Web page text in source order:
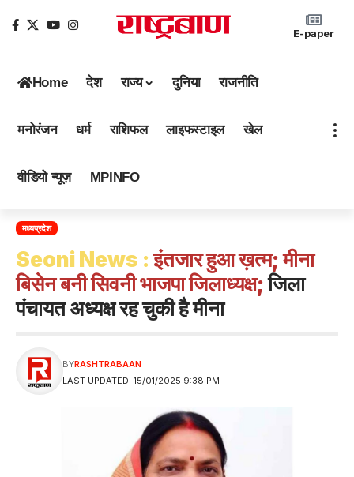
E-paper
Home देश राज्य दुनिया राजनीति
मनोरंजन धर्म राशिफल लाइफस्टाइल खेल
वीडियो न्यूज़ MPINFO
मध्यप्रदेश
Seoni News :इंतजार हुआ ख़त्म; मीना
बिसेन बनी सिवनी भाजपा जिलाध्यक्ष;जिला
पंचायत अध्यक्ष रह चुकी है मीना
LAST UPDATED: 15/01/2025 9:38 PM
BYRASHTRABAAN